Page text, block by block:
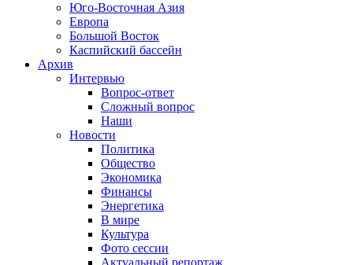
Юго-Восточная Азия
Европа
Большой Восток
Каспийский бассейн
Архив
Интервью
Вопрос-ответ
Сложный вопрос
Наши
Новости
Политика
Общество
Экономика
Финансы
Энергетика
В мире
Культура
Фото сессии